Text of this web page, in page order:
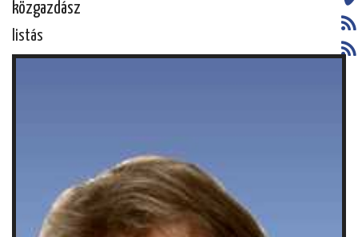
közgazdász
listás